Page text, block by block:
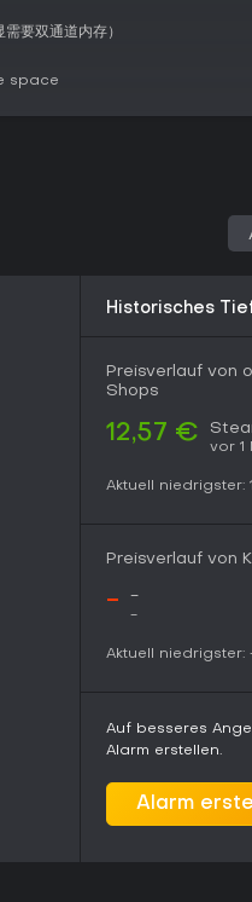
präsentiert das Spiel
Mechaniken
speziellen Gruppen Strategien
für
von über 26.000
Replayability betont. Turn-
Wahl, auch wenn fehlender
要双通道内存）
space
Historisches
Preisverlauf von
Shops
12,57 €
vor 1
Aktuell niedrigster:
Preisverlauf von
- -
-
Aktuell niedrigster:
Auf besseres
Alarm erstellen.
Alarm